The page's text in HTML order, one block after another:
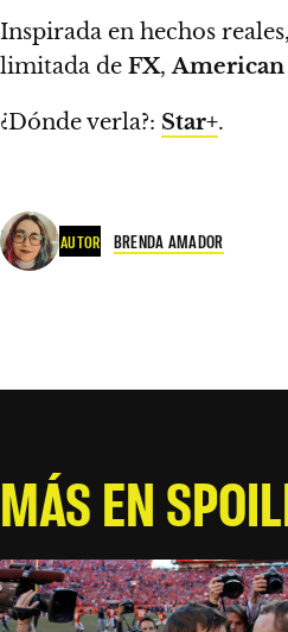
Inspirada en hechos reales,
limitada de FX,
¿Dónde verla?: Star+.
AUTOR BRENDA AMADOR
MÁS EN